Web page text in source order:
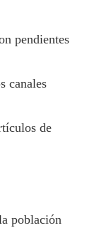
pendientes
canales
de
población